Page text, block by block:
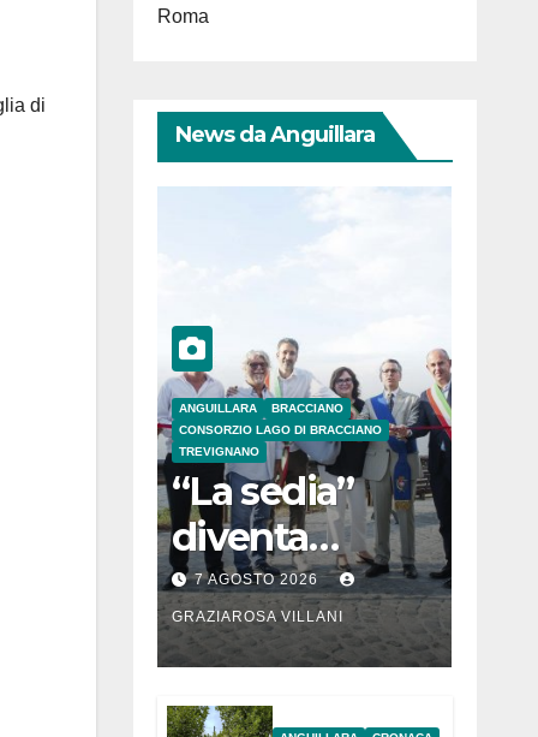
di
Roma
News da Anguillara
ANGUILLARA
BRACCIANO
CONSORZIO LAGO DI BRACCIANO
TREVIGNANO
“La sedia”
diventa
Belvedere sul
lago di
Bracciano: ieri
l’inaugurazion
7 AGOSTO 2026
GRAZIAROSA VILLANI